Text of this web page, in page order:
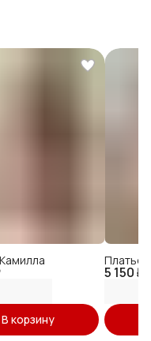
В корзину
5 150 ₽
Платье